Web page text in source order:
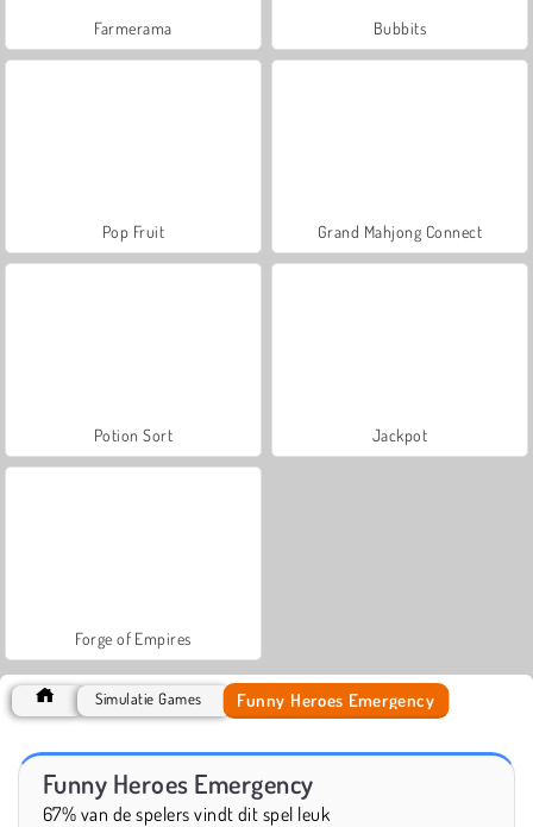
Farmerama Bubbits
Pop Fruit Grand Mahjong Connect
Potion Sort Jackpot
Forge of Empires
Simulatie Games Funny Heroes Emergency
Funny Heroes Emergency
67% van de spelers vindt dit spel leuk